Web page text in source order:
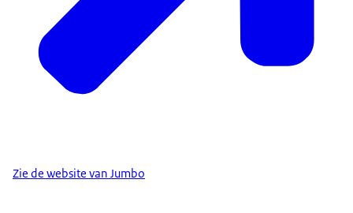
Zie de website van Jumbo